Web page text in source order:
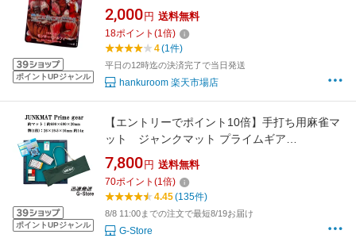
ポイントUPジャンル
プロモ ONE PIECEカードゲーム ワンピース 29
周年記念カード 通常版 プレミアムカードコレ
クション29周年エディションプロモーションカ
2,000 円 送料無料
18ポイント (1倍)
4(1件)
平日の12時迄の決済完了で当日発送
hankuroom 楽天市場店
ポイントUPジャンル
【エントリーでポイント10倍】手打ち用麻雀マ
ット ジャンクマット プライムギア
（JUNKMAT） 麻雀牌付 キャリングケース
付 人気のマージャンマット
7,800 円 送料無料
70ポイント (1倍)
4.45(135件)
8/8 11:00までの注文で最短8/19お届け
G-Store